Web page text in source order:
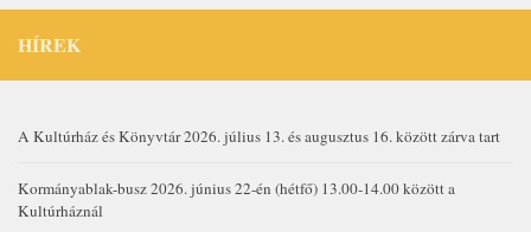
HÍREK
A Kultúrház és Könyvtár 2026. július 13. és augusztus 16. között zárva tart
Kormányablak-busz 2026. június 22-én (hétfő) 13.00-14.00 között a
Kultúrháznál